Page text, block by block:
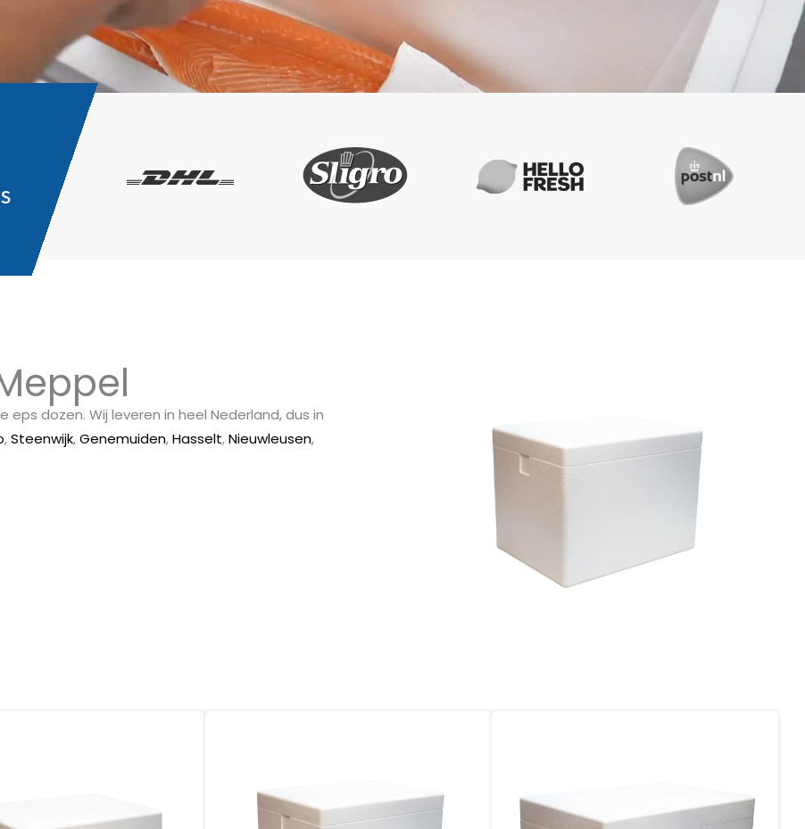
dozen. Wij leveren in heel Nederland, dus in
,Steenwijk,Genemuiden,Hasselt,Nieuwleusen,